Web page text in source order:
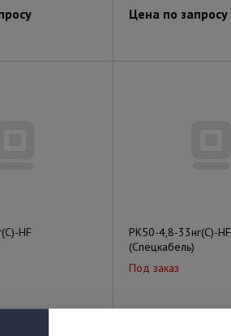
Цена по запросу
HF
РК50-4,8-33нг(С)-HF
(Спецкабель)
Под заказ